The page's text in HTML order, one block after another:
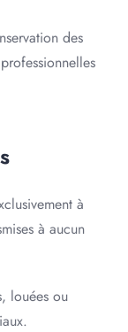
des
à
à aucun
louées ou